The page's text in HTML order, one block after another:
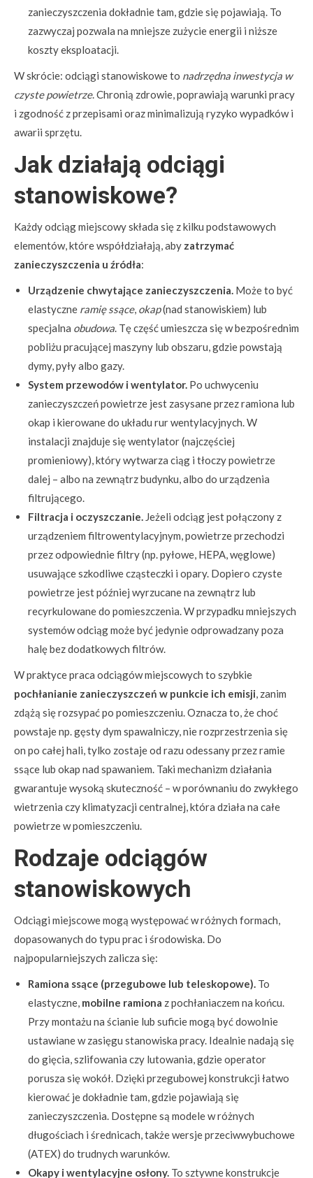
zanieczyszczenia dokładnie tam, gdzie się pojawiają. To
zazwyczaj pozwala na mniejsze zużycie energii i niższe
koszty eksploatacji.
W skrócie: odciągi stanowiskowe to nadrzędna inwestycja w
czyste powietrze. Chronią zdrowie, poprawiają warunki pracy
i zgodność z przepisami oraz minimalizują ryzyko wypadków i
awarii sprzętu.
Jak działają odciągi
stanowiskowe?
Każdy odciąg miejscowy składa się z kilku podstawowych
elementów, które współdziałają, aby zatrzymać
zanieczyszczenia u źródła:
Urządzenie chwytające zanieczyszczenia. Może to być
elastyczne ramię ssące, okap(nad stanowiskiem) lub
specjalna obudowa . Tę część umieszcza się w bezpośrednim
pobliżu pracującej maszyny lub obszaru, gdzie powstają
dymy, pyły albo gazy.
System przewodów i wentylator. Po uchwyceniu
zanieczyszczeń powietrze jest zasysane przez ramiona lub
okap i kierowane do układu rur wentylacyjnych. W
instalacji znajduje się wentylator (najczęściej
promieniowy), który wytwarza ciąg i tłoczy powietrze
dalej – albo na zewnątrz budynku, albo do urządzenia
filtrującego.
Filtracja i oczyszczanie. Jeżeli odciąg jest połączony z
urządzeniem filtrowentylacyjnym, powietrze przechodzi
przez odpowiednie filtry (np. pyłowe, HEPA, węglowe)
usuwające szkodliwe cząsteczki i opary. Dopiero czyste
powietrze jest później wyrzucane na zewnątrz lub
recyrkulowane do pomieszczenia. W przypadku mniejszych
systemów odciąg może być jedynie odprowadzany poza
halę bez dodatkowych filtrów.
W praktyce praca odciągów miejscowych to szybkie
pochłanianie zanieczyszczeń w punkcie ich emisji , zanim
zdążą się rozsypać po pomieszczeniu. Oznacza to, że choć
powstaje np. gęsty dym spawalniczy, nie rozprzestrzenia się
on po całej hali, tylko zostaje od razu odessany przez ramie
ssące lub okap nad spawaniem. Taki mechanizm działania
gwarantuje wysoką skuteczność – w porównaniu do zwykłego
wietrzenia czy klimatyzacji centralnej, która działa na całe
powietrze w pomieszczeniu.
Rodzaje odciągów
stanowiskowych
Odciągi miejscowe mogą występować w różnych formach,
dopasowanych do typu prac i środowiska. Do
najpopularniejszych zalicza się:
Ramiona ssące (przegubowe lub teleskopowe). To
elastyczne, mobilne ramiona z pochłaniaczem na końcu.
Przy montażu na ścianie lub suficie mogą być dowolnie
ustawiane w zasięgu stanowiska pracy. Idealnie nadają się
do gięcia, szlifowania czy lutowania, gdzie operator
porusza się wokół. Dzięki przegubowej konstrukcji łatwo
kierować je dokładnie tam, gdzie pojawiają się
zanieczyszczenia. Dostępne są modele w różnych
długościach i średnicach, także wersje przeciwwybuchowe
(ATEX) do trudnych warunków.
Okapy i wentylacyjne osłony. To sztywne konstrukcje